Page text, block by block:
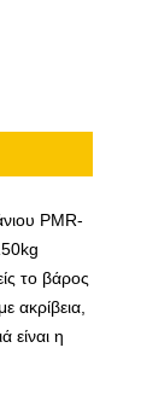
PMR-
το βάρος
ακρίβεια,
είναι η